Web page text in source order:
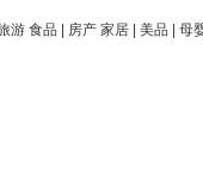
游 食品 | 房产 家居 | 美品 | 母